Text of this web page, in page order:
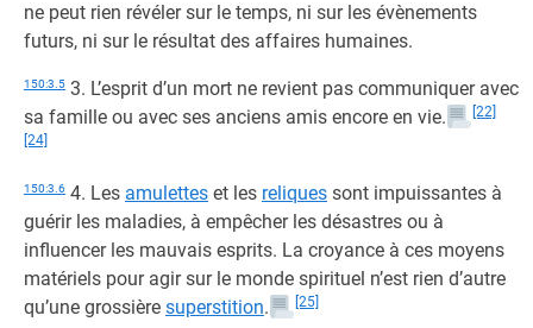
ne peut rien révéler sur le temps, ni sur les évènements
futurs, ni sur le résultat des affaires humaines.
150:3.5 3. L’esprit d’un mort ne revient pas communiquer avec
sa famille ou avec ses anciens amis encore en vie.
[22]
[24]
150:3.6 4. Les amulettes et les reliques sont impuissantes à
guérir les maladies, à empêcher les désastres ou à
influencer les mauvais esprits. La croyance à ces moyens
matériels pour agir sur le monde spirituel n’est rien d’autre
qu’une grossière superstition. [25]